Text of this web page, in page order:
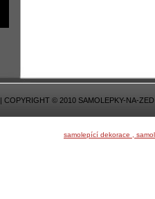
| COPYRIGHT © 2010 SAMOLEPKY-NA-
samolepící dekorace ,